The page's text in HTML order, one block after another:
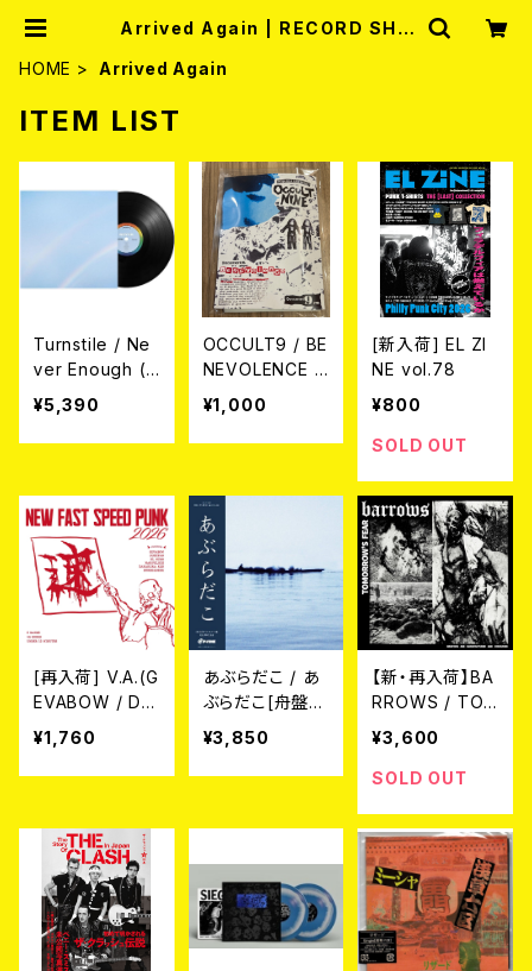
Arrived Again | RECORD SHO
HOME
Arrived Again
ITEM LIST
Turnstile / Ne
ver Enough (L
P/BLACK VINY
¥5,390
OCCULT9 / BE
NEVOLENCE (L
TD.150) カセッ
¥1,000
[新入荷] EL ZI
NE vol.78
¥800
SOLD OUT
[再入荷] V.A.(G
EVABOW / DU
STPAN / EL N
UDO / MARVE
LOUS / 高倉健
r) / NEW FAST
SPEED PUNK
2026 (7"EP/3r
dプレス盤)
¥1,760
あぶらだこ / あ
ぶらだこ[舟盤]
(LP)
¥3,850
【新・再入荷】BA
RROWS / TO
MORROW'S F
EAR (LP)
¥3,600
SOLD OUT